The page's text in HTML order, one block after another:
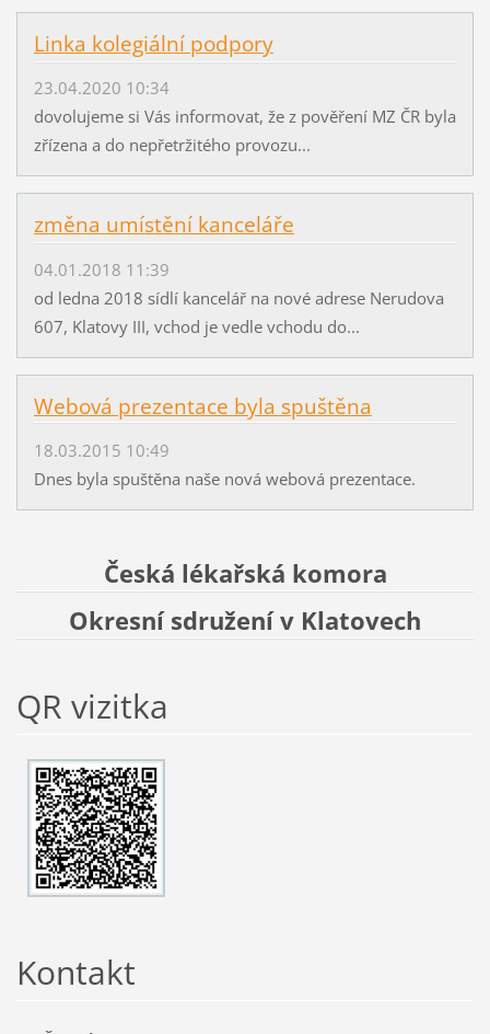
Linka kolegiální podpory
23.04.2020 10:34
dovolujeme si Vás informovat, že z pověření MZ ČR byla
zřízena a do nepřetržitého provozu...
změna umístění kanceláře
04.01.2018 11:39
od ledna 2018 sídlí kancelář na nové adrese Nerudova
607, Klatovy III, vchod je vedle vchodu do...
Webová prezentace byla spuštěna
18.03.2015 10:49
Dnes byla spuštěna naše nová webová prezentace.
Česká lékařská komora
Okresní sdružení v Klatovech
QR vizitka
Kontakt